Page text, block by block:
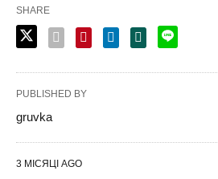
SHARE
PUBLISHED BY
gruvka
3 МІСЯЦІ AGO